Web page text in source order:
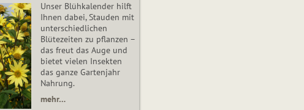
Unser Blühkalender hilft
Ihnen dabei, Stauden mit
unterschiedlichen
Blütezeiten zu pflanzen –
das freut das Auge und
bietet vielen Insekten
das ganze Gartenjahr
Nahrung.
mehr…